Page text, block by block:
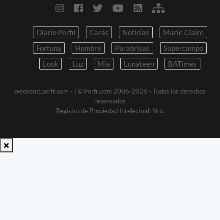
Diario Perfil Caras Noticias
Marie Claire
Fortuna
Hombre Parabrisas
Supercampo
Look
Luz Mia Lunateen BATimes
weekend.perfil.com -
| © Perfil.com 2006-2026 - Todos los derechos
reservados
Registro de Propiedad Intelectual: Nro.